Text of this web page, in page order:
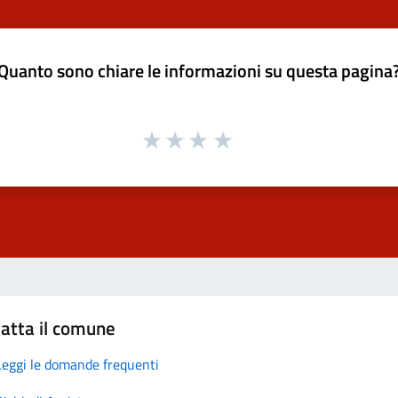
sono chiare le informazioni su questa
il comune
le domande frequenti